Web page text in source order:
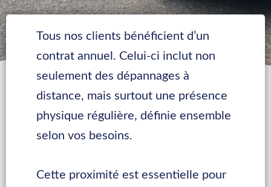
Tous nos clients bénéficient d’un
contrat annuel. Celui-ci inclut non
seulement des dépannages à
distance, mais surtout une présence
physique régulière, définie ensemble
selon vos besoins.
Cette proximité est essentielle pour